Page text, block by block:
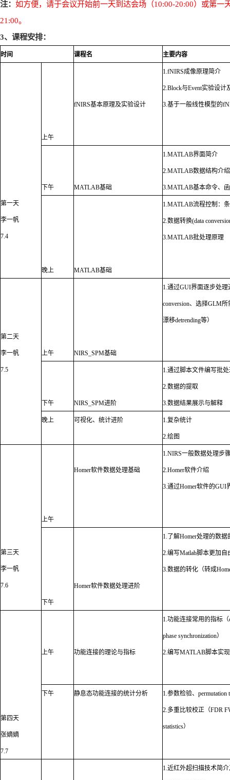
注： 如方便，请于会议开始前一天到达会场（10:00-20:00）或第一
21:00。
3、课程安排：
时间 课程名 主要内容
第一天
李一帆
7.4
上午
fNIRS基本原理及实验设计
1.fNIRS成像原理简介
2.Block与Event实验设计
3.基于一般线性模型的
下午 MATLAB基础
1.MATLAB界面简介
2.MATLAB数据结构介绍
3.MATLAB基本命令、
晚上 MATLAB基础
1.MATLAB流程控制：
2.数据转换(data
3.MATLAB批处理原理
第二天
李一帆
7.5
上午 NIRS_SPM基础
1.通过GUI界面逐步处理
conversion、选择GLM所
漂移detrending等）
下午 NIRS_SPM进阶
1.通过脚本文件编写批
2.数据的提取
3.数据结果展示与解释
晚上 可视化、统计进阶 1.复杂统计
2.绘图
第三天
李一帆
7.6
上午
Homer软件数据处理基础
1.NIRS一般数据处理步
2.Homer软件介绍
3.通过Homer软件的GUI
下午
Homer软件数据处理进阶
1. 了解Homer处理的数据
2.编写Matlab脚本更加自
3.数据的转化（转成
第四天
张嫡嫡
7.7
上午 功能连接的理论与指标
1.功能连接常用的指标（
phase synchronization）
2.编写MATLAB脚本实
下午 静息态功能连接的统计分析 1.参数检验、 permutation
2.多重比较校正（FDR
statistics）
1.近红外超扫描技术简